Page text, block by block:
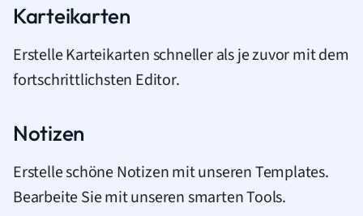
Karteikarten
Erstelle Karteikarten schneller als je zuvor mit dem
fortschrittlichsten Editor.
Notizen
Erstelle schöne Notizen mit unseren Templates.
Bearbeite Sie mit unseren smarten Tools.